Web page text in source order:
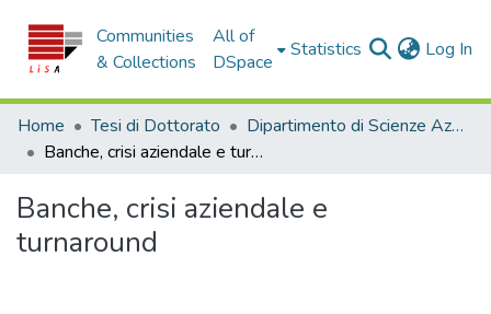
Communities
& Collections
All of
DSpace
Statistics Log In
Home Tesi di Dottorato
Dipartimento di Scienze Aziendali e Giuridiche - Tesi di Dottorato
Banche, crisi aziendale e turnaround
Banche, crisi aziendale e
turnaround